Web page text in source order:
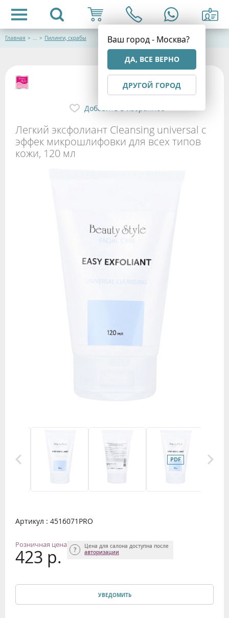
Ваш город - Москва?
ДА, ВСЕ ВЕРНО
ДРУГОЙ ГОРОД
Главная > ... > Пилинги, скрабы
Легкий эксфолиант Cleansing universal с
эффек микрошлифовки для всех типов
кожи, 120 мл
Добавить в избранное
Артикул : 4516071PRO
Розничная цена
423 р.
Цена для салона доступна после
авторизации
УВЕДОМИТЬ